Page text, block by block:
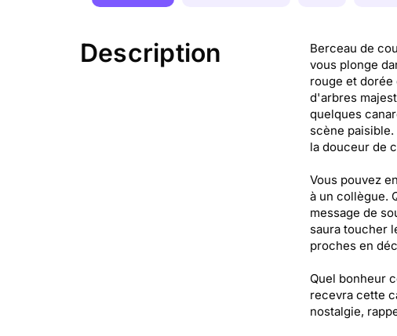
Description
Berceau de
vous plonge
rouge et
d'arbres
quelques
scène
la douceur de
Vous pouvez
à un collègue.
message de
saura toucher
proches en
Quel bonheur
recevra cette
nostalgie,